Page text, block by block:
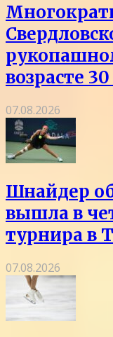
возрасте
07.08.2026
Шнайдер
вышла в
турнира в
07.08.2026